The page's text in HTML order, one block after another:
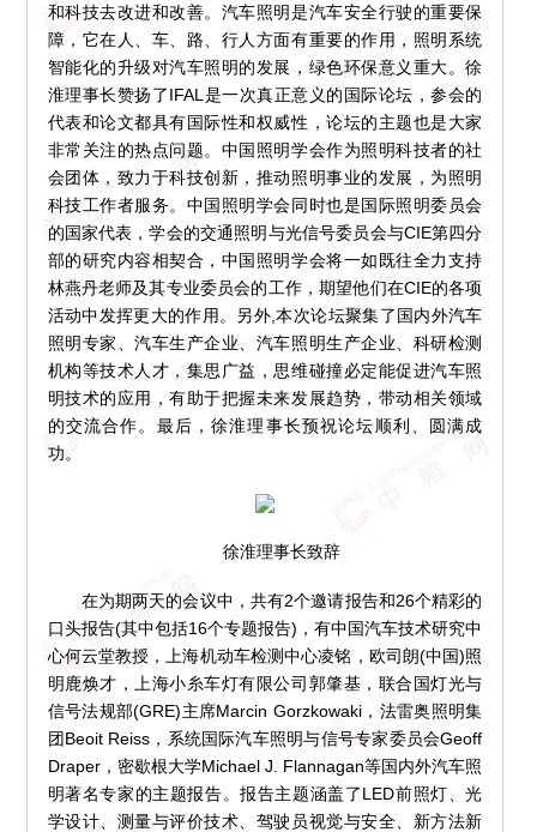
和科技去改进和改善。汽车照明是汽车安全行驶的重要保
障，它在人、车、路、行人方面有重要的作用，照明系统
智能化的升级对汽车照明的发展，绿色环保意义重大。徐
淮理事长赞扬了IFAL是一次真正意义的国际论坛，参会的
代表和论文都具有国际性和权威性，论坛的主题也是大家
非常关注的热点问题。中国照明学会作为照明科技者的社
会团体，致力于科技创新，推动照明事业的发展，为照明
科技工作者服务。中国照明学会同时也是国际照明委员会
的国家代表，学会的交通照明与光信号委员会与CIE第四分
部的研究内容相契合，中国照明学会将一如既往全力支持
林燕丹老师及其专业委员会的工作，期望他们在CIE的各项
活动中发挥更大的作用。另外,本次论坛聚集了国内外汽车
照明专家、汽车生产企业、汽车照明生产企业、科研检测
机构等技术人才，集思广益，思维碰撞必定能促进汽车照
明技术的应用，有助于把握未来发展趋势，带动相关领域
的交流合作。最后，徐淮理事长预祝论坛顺利、圆满成
功。
徐淮理事长致辞
在为期两天的会议中，共有2个邀请报告和26个精彩的
口头报告(其中包括16个专题报告)，有中国汽车技术研究中
心何云堂教授，上海机动车检测中心凌铭，欧司朗(中国)照
明鹿焕才，上海小糸车灯有限公司郭肇基，联合国灯光与
信号法规部(GRE)主席Marcin Gorzkowaki，法雷奥照明集
团Beoit Reiss，系统国际汽车照明与信号专家委员会Geoff
Draper，密歇根大学Michael J. Flannagan等国内外汽车照
明著名专家的主题报告。报告主题涵盖了LED前照灯、光
学设计、测量与评价技术、驾驶员视觉与安全、新方法新